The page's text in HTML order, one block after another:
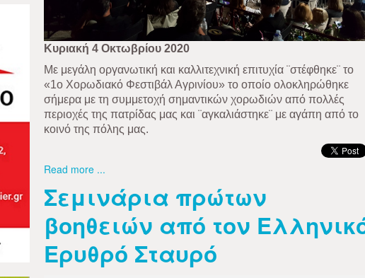
Κυριακή 4 Οκτωβρίου 2020
Με μεγάλη οργανωτική και καλλιτεχνική επιτυχία ¨στέφθηκε¨ το
«1ο Χορωδιακό Φεστιβάλ Αγρινίου» το οποίο ολοκληρώθηκε
σήμερα με τη συμμετοχή σημαντικών χορωδιών από πολλές
περιοχές της πατρίδας μας και ¨αγκαλιάστηκε¨ με αγάπη από το
κοινό της πόλης μας.
Read more ...
Σεμινάρια πρώτων
βοηθειών από τον
Ερυθρό Σταυρό